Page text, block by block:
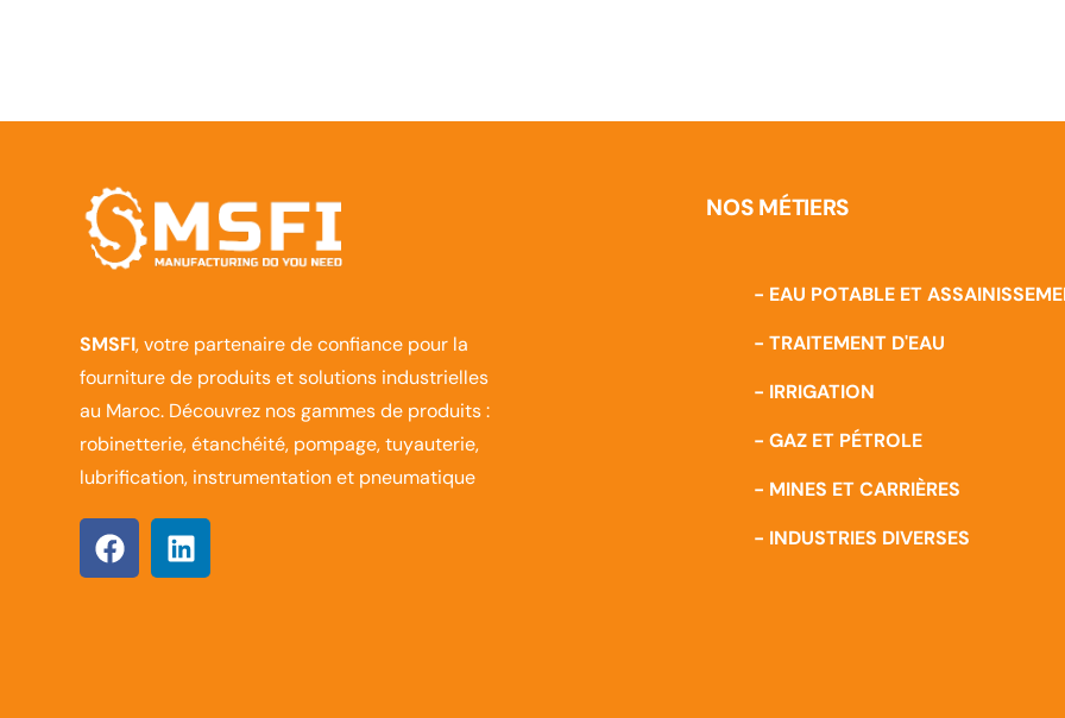
SMSFI, votre partenaire de confiance pour la
fourniture de produits et solutions industrielles
au Maroc. Découvrez nos gammes de produits :
robinetterie, étanchéité, pompage, tuyauterie,
lubrification, instrumentation et pneumatique
NOS MÉTIERS
- EAU POTABLE ET
- TRAITEMENT D'EAU
- IRRIGATION
- GAZ ET PÉTROLE
- MINES ET CARRIÈRES
- INDUSTRIES DIVERSES